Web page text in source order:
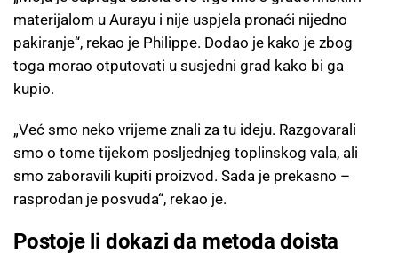
materijalom u Aurayu i nije uspjela pronaći nijedno
pakiranje“, rekao je Philippe. Dodao je kako je zbog
toga morao otputovati u susjedni grad kako bi ga
kupio.
„Već smo neko vrijeme znali za tu ideju. Razgovarali
smo o tome tijekom posljednjeg toplinskog vala, ali
smo zaboravili kupiti proizvod. Sada je prekasno –
rasprodan je posvuda“, rekao je.
Postoje li dokazi da metoda doista